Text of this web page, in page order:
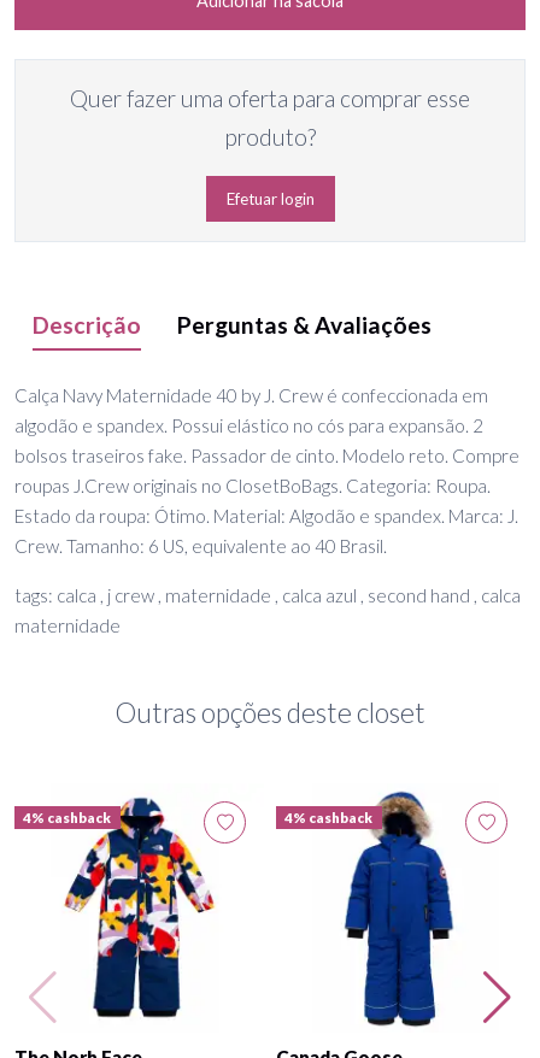
Quer fazer uma oferta para comprar esse
produto?
Efetuar login
Descrição Perguntas & Avaliações
Calça Navy Maternidade 40 by J. Crew é confeccionada em
algodão e spandex. Possui elástico no cós para expansão. 2
bolsos traseiros fake. Passador de cinto. Modelo reto. Compre
roupas J.Crew originais no ClosetBoBags. Categoria: Roupa.
Estado da roupa: Ótimo. Material: Algodão e spandex. Marca: J.
Crew. Tamanho: 6 US, equivalente ao 40 Brasil.
tags: calca , j crew , maternidade , calca azul , second hand , calca
maternidade
Outras opções deste closet
4% cashback 4% cashback